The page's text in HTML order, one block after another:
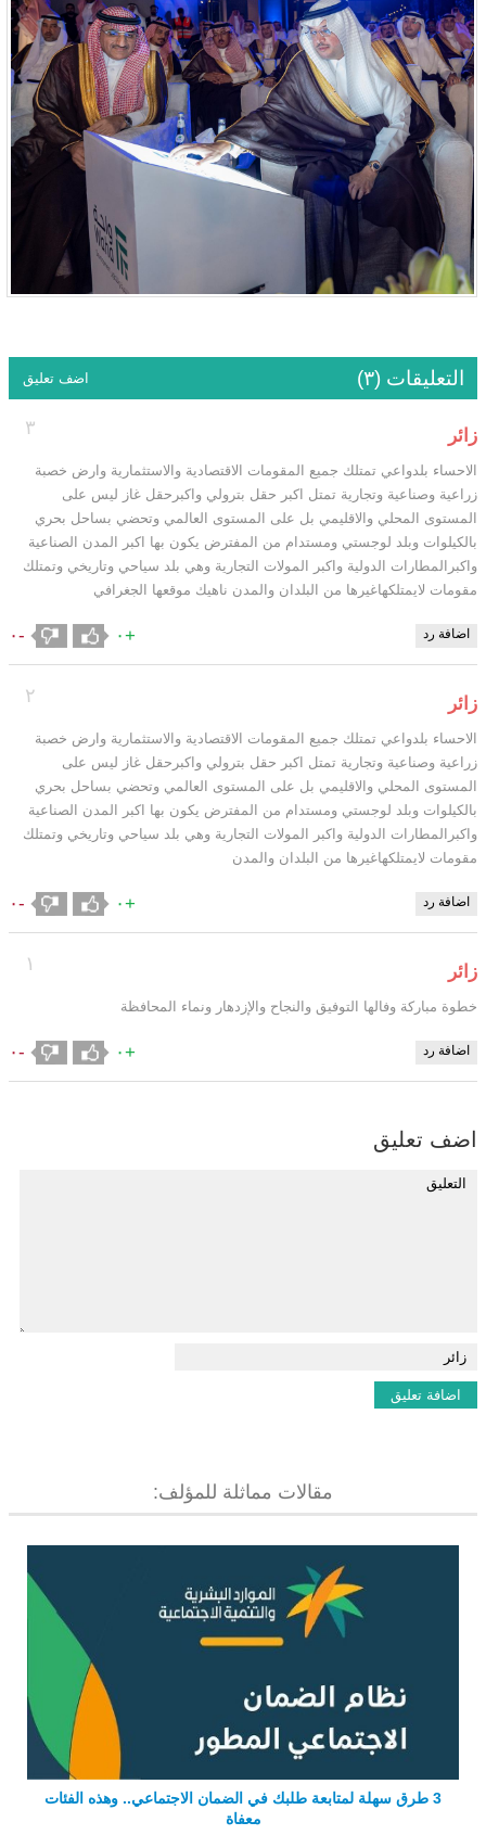
التعليقات (٣) اضف تعليق
٣ زائر
الاحساء بلدواعي تمتلك جميع المقومات الاقتصادية والاستثمارية وارض خصبة
زراعية وصناعية وتجارية تمتل اكبر حقل بترولي واكبرحقل غاز ليس على
المستوى المحلي والاقليمي بل على المستوى العالمي وتحضي بساحل بحري
بالكيلوات وبلد لوجستي ومستدام من المفترض يكون بها اكبر المدن الصناعية
واكبرالمطارات الدولية واكبر المولات التجارية وهي بلد سياحي وتاريخي وتمتلك
مقومات لايمتلكهاغيرها من البلدان والمدن ناهيك موقعها الجغرافي
اضافة رد +٠ -٠
٢ زائر
الاحساء بلدواعي تمتلك جميع المقومات الاقتصادية والاستثمارية وارض خصبة
زراعية وصناعية وتجارية تمتل اكبر حقل بترولي واكبرحقل غاز ليس على
المستوى المحلي والاقليمي بل على المستوى العالمي وتحضي بساحل بحري
بالكيلوات وبلد لوجستي ومستدام من المفترض يكون بها اكبر المدن الصناعية
واكبرالمطارات الدولية واكبر المولات التجارية وهي بلد سياحي وتاريخي وتمتلك
مقومات لايمتلكهاغيرها من البلدان والمدن
اضافة رد +٠ -٠
١ زائر
خطوة مباركة وفالها التوفيق والنجاح والإزدهار ونماء المحافظة
اضافة رد +٠ -٠
اضف تعليق
مقالات مماثلة للمؤلف:
3 طرق سهلة لمتابعة طلبك في الضمان الاجتماعي.. وهذه الفئات
معفاة